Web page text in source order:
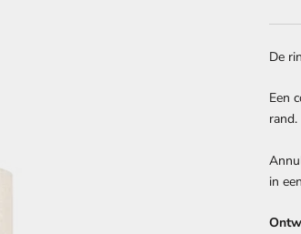
De
Een
rand.
in